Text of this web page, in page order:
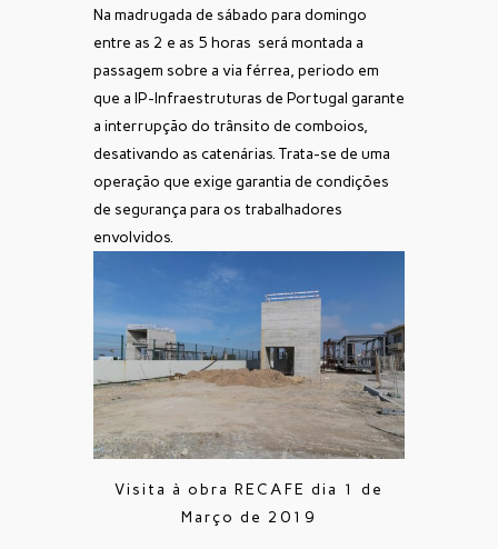
Na madrugada de sábado para domingo
entre as 2 e as 5 horas será montada a
passagem sobre a via férrea, periodo em
que a IP-Infraestruturas de Portugal garante
a interrupção do trânsito de comboios,
desativando as catenárias. Trata-se de uma
operação que exige garantia de condições
de segurança para os trabalhadores
envolvidos.
Visita à obra RECAFE dia 1 de
Março de 2019